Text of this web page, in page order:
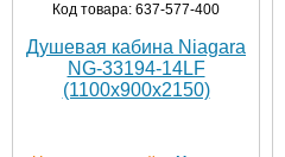
Код товара: 637-577-400
Душевая кабина Niagara
NG-33194-14LF
(1100х900х2150)